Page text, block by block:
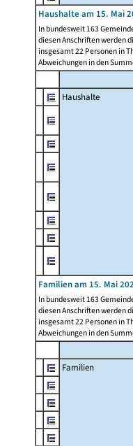
Haushalte am 15. Mai
In bundesweit 163
diesen Anschriften werden
insgesamt 22 Personen in
Abweichungen in den
Haushalte
Familien am 15. Mai
In bundesweit 163
diesen Anschriften werden
insgesamt 22 Personen in
Abweichungen in den
Familien